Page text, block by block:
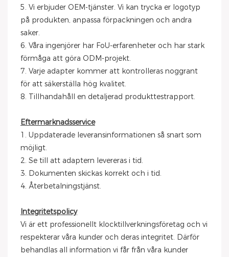
5. Vi erbjuder OEM-tjänster. Vi kan trycka er logotyp
på produkten, anpassa förpackningen och andra
saker.
6. Våra ingenjörer har FoU-erfarenheter och har stark
förmåga att göra ODM-projekt.
7. Varje adapter kommer att kontrolleras noggrant
för att säkerställa hög kvalitet.
8. Tillhandahåll en detaljerad produkttestrapport.
Eftermarknadsservice
1. Uppdaterade leveransinformationen så snart som
möjligt.
2. Se till att adaptern levereras i tid.
3. Dokumenten skickas korrekt och i tid.
4. Återbetalningstjänst.
Integritetspolicy
Vi är ett professionellt klocktillverkningsföretag och vi
respekterar våra kunder och deras integritet. Därför
behandlas all information vi får från våra kunder